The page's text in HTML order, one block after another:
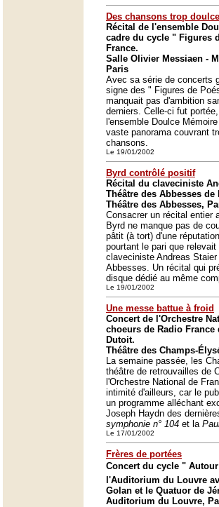
Des chansons trop
Récital de l'ensemble
cadre du cycle " Figures
France.
Salle Olivier Messiaen -
Paris
Avec sa série de concerts
signe des " Figures de
manquait pas d'ambition
derniers. Celle-ci fut
l'ensemble Doulce
vaste panorama couvrant
chansons.
Le 19/01/2002
Byrd contrôlé positif
Récital du claveciniste
Théâtre des Abbesses de
Théâtre des Abbesses,
Consacrer un récital entier
Byrd ne manque pas de
pâtit (à tort) d'une
pourtant le pari que
claveciniste Andreas
Abbesses. Un récital qui
disque dédié au même
Le 19/01/2002
Une messe battue à froid
Concert de l'Orchestre
choeurs de Radio
Dutoit.
Théâtre des Champs-
La semaine passée, les
théâtre de retrouvailles de
l'Orchestre National de
intimité d'ailleurs, car le
un programme alléchant
Joseph Haydn des
symphonie n° 104 et la
Le 17/01/2002
Frères de portées
Concert du cycle " Autour
l'Auditorium du Louvre
Golan et le Quatuor de
Auditorium du Louvre,